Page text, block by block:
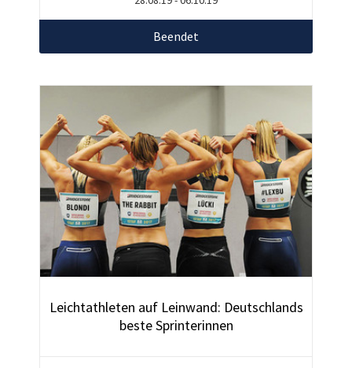
Beendet
Leichtathleten auf Leinwand: Deutschlands
beste Sprinterinnen